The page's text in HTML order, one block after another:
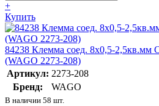
+
Купить
84238 Клемма соед. 8х0,5-2,5кв.мм
(WAGO 2273-208)
Артикул: 2273-208
Бренд:
WAGO
В наличии 58 шт.